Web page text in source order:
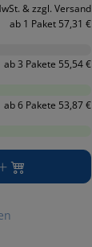
& zzgl. Versand
ab 1 Paket 57,31 €
ab 3 Pakete 55,54 €
ab 6 Pakete 53,87 €